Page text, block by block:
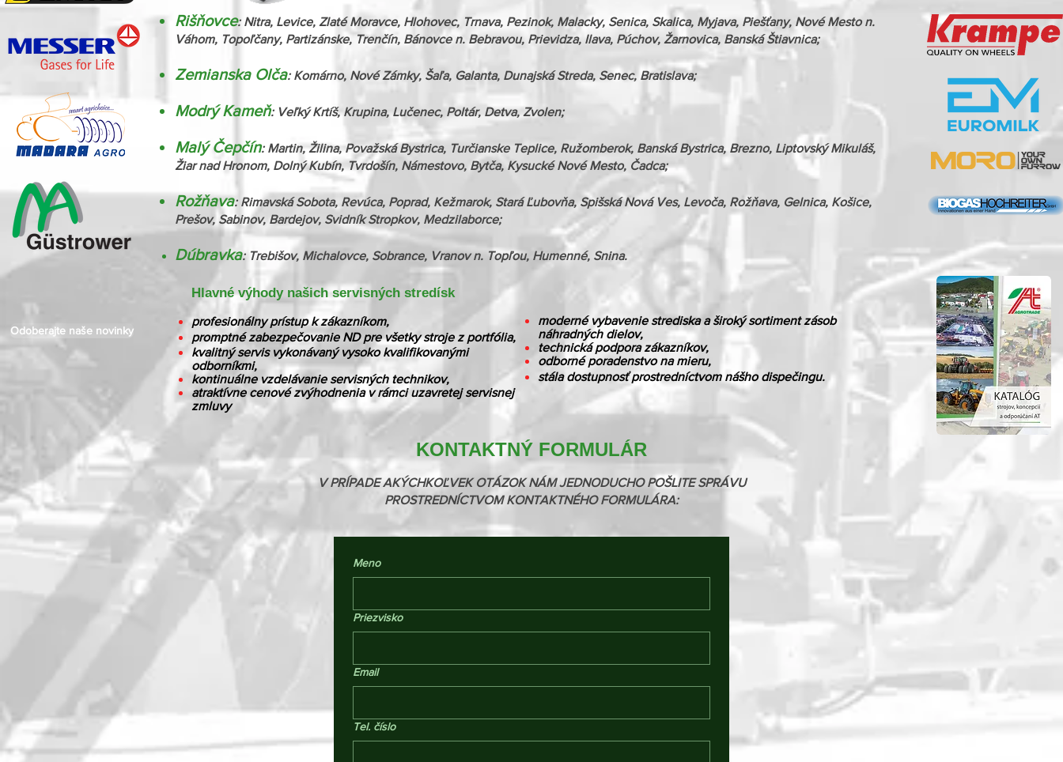
Rišňovce: Nitra, Levice, Zlaté Moravce, Hlohovec, Trnava, Pezinok, Malacky, Senica, Skalica, Myjava, Piešťany, Nové Mesto n.
Váhom, Topoľčany, Partizánske, Trenčín, Bánovce n. Bebravou, Prievidza, Ilava, Púchov, Žarnovica, Banská Štiavnica;
Zemianska Olča: Komárno, Nové Zámky, Šaľa, Galanta, Dunajská Streda, Senec, Bratislava;
Modrý Kameň: Veľký Krtíš, Krupina, Lučenec, Poltár, Detva, Zvolen;
Malý Čepčín: Martin, Žilina, Považská Bystrica, Turčianske Teplice, Ružomberok, Banská Bystrica, Brezno, Liptovský Mikuláš,
Žiar nad Hronom, Dolný Kubín, Tvrdošín, Námestovo, Bytča, Kysucké Nové Mesto, Čadca;
Rožňava: Rimavská Sobota, Revúca, Poprad, Kežmarok, Stará Ľubovňa, Spišská Nová Ves, Levoča, Rožňava, Gelnica, Košice,
Prešov, Sabinov, Bardejov, Svidník Stropkov, Medzilaborce;
Dúbravka: Trebišov, Michalovce, Sobrance, Vranov n. Topľou, Humenné, Snina.
Hlavné výhody našich servisných stredísk
profesionálny prístup k zákazníkom,
promptné zabezpečovanie ND pre všetky stroje z portfólia,
kvalitný servis vykonávaný vysoko kvalifikovanými
odborníkmi,
kontinuálne vzdelávanie servisných technikov,
atraktívne cenové zvýhodnenia v rámci uzavretej servisnej
zmluvy
moderné vybavenie strediska a široký sortiment zásob
náhradných dielov,
technická podpora zákazníkov,
odborné poradenstvo na mieru,
stála dostupnosť prostredníctvom nášho dispečingu.
KONTAKTNÝ FORMULÁR
V PRÍPADE AKÝCHKOĽVEK OTÁZOK NÁM JEDNODUCHO POŠLITE SPRÁVU
PROSTREDNÍCTVOM KONTAKTNÉHO FORMULÁRA:
Meno
Priezvisko
Email
Tel. číslo
Odoberajte naše novinky